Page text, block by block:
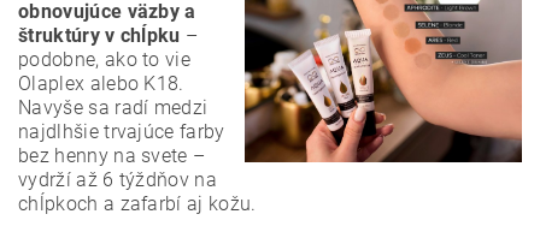
obnovujúce väzby a
štruktúry v chĺpku –
podobne, ako to vie
Olaplex alebo K18.
Navyše sa radí medzi
najdlhšie trvajúce farby
bez henny na svete –
vydrží až 6 týždňov na
chĺpkoch a zafarbí aj kožu.